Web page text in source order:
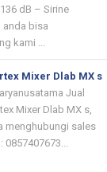
dB – Sirine
anda bisa
kami ...
Mixer Dlab MX s
Jual
Mixer Dlab MX s,
menghubungi sales
0857407673...